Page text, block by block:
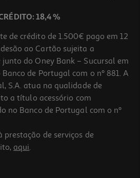
18,4 %
de crédito de 1.500€ pago em 12
ao Cartão sujeita a
do Oney Bank – Sucursal em
de Portugal com o nº 881. A
S.A. atua na qualidade de
a título acessório com
no Banco de Portugal com o nº
de serviços de
aqui.